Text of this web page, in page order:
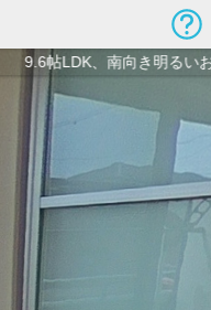
9.6帖LDK、南向き明るい